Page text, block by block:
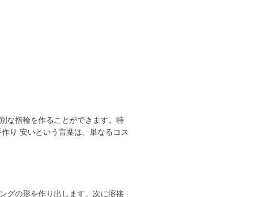
な指輪を作ることができます。特
り 安いという言葉は、単なるコス
グの形を作り出します。次に溶接